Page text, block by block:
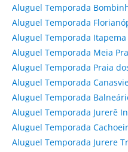
Aluguel Temporada
Aluguel Temporada
Aluguel Temporada Itapema
Aluguel Temporada Meia
Aluguel Temporada Praia
Aluguel Temporada
Aluguel Temporada
Aluguel Temporada Jurerê
Aluguel Temporada
Aluguel Temporada Jurere